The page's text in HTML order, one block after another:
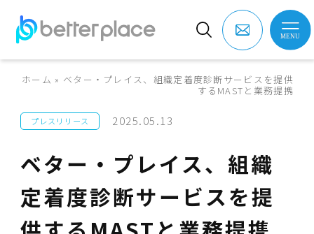
ホーム » ベター・プレイス、組織定着度診断サービスを提供
するMASTと業務提携
プレスリリース 2025.05.13
ベター・プレイス、組織
定着度診断サービスを提